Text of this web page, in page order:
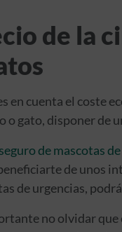
de la
en cuenta el coste
o gato, disponer de
seguro de mascotas
de unos
de urgencias,
no olvidar